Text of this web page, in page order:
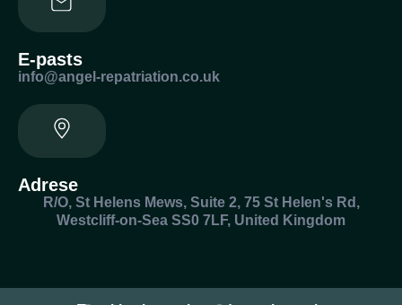
E-pasts
info@angel-repatriation.co.uk
Adrese
R/O, St Helens Mews, Suite 2, 75 St Helen's Rd,
Westcliff-on-Sea SS0 7LF, United Kingdom